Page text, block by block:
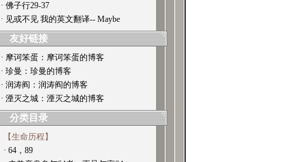
· 佛子行29-37
· 见或不见 我的英文翻译-- Maybe
友好链接
· 摩诃笨蛋：摩诃笨蛋的博客
· 珍曼：珍曼的博客
· 润涛阎：润涛阎的博客
· 湮灭之城：湮灭之城的博客
分类目录
【生命历程】
· 64，89